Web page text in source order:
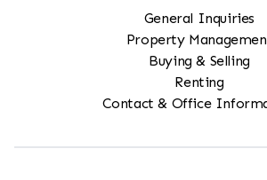
General Inquiries
Property
Buying & Selling
Renting
Contact & Office